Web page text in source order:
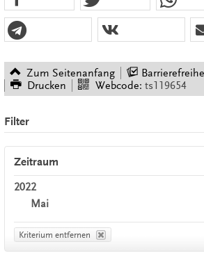
Zum Seitenanfang
Drucken
Webcode: ts119654
Filter
Zeitraum
2022
Mai
Kriterium entfernen